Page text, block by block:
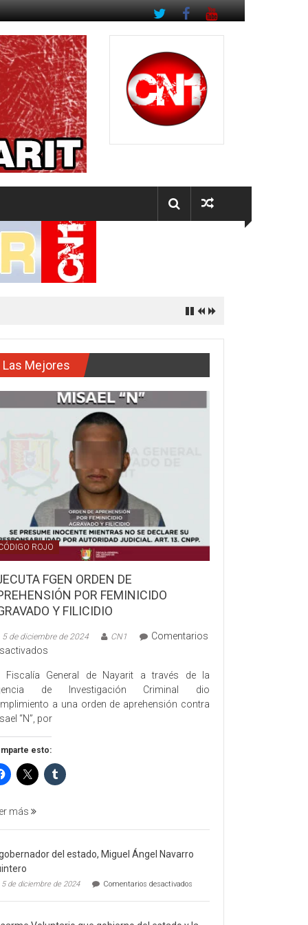
Las Mejores
ROJO
FGEN ORDEN DE
POR FEMINICIDO
Y FILICIDIO
5 de diciembre de 2024 CN1
Comentarios
FGEN
ORDEN
DE
APREHENSIÓN
POR
FEMINICIDO
AGRAVADO
Y
Fiscalía General de Nayarit a través de la
de Investigación Criminal dio
a una orden de aprehensión contra
“N”, por
esto:
más
del estado, Miguel Ángel Navarro
5 de diciembre de 2024 Comentarios desactivados
gobernador